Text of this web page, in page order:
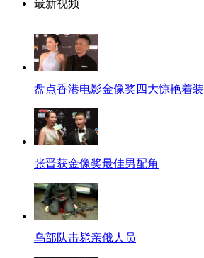
最新视频
盘点香港电影金像奖四大惊艳着装
张晋获金像奖最佳男配角
乌部队击毙亲俄人员